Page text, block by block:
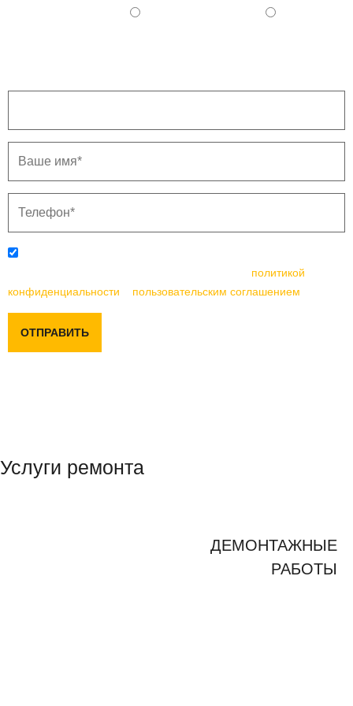
политикой
конфиденциальности
пользовательским соглашением
ОТПРАВИТЬ
Услуги ремонта
ДЕМОНТАЖНЫЕ
РАБОТЫ